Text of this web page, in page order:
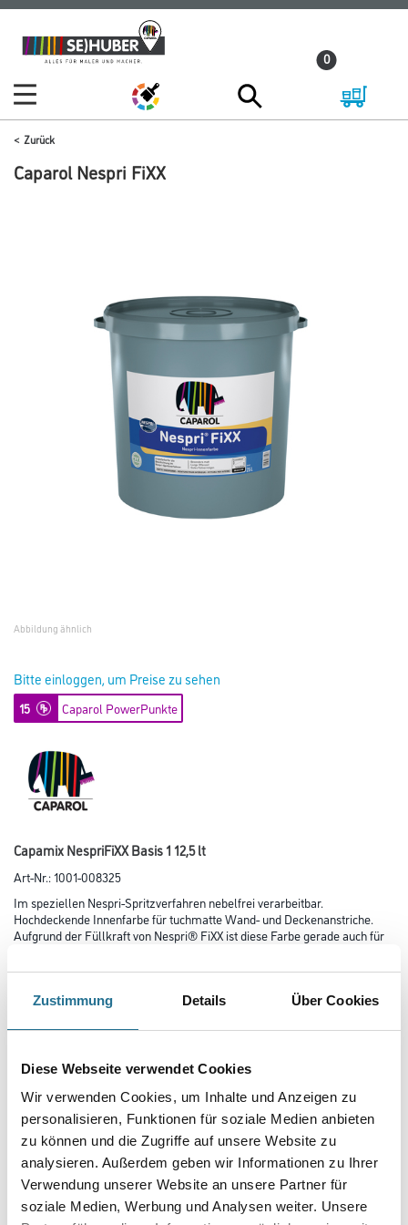
Zustimmung Details Über Cookies
Diese Webseite verwendet Cookies
Wir verwenden Cookies, um Inhalte und Anzeigen zu
personalisieren, Funktionen für soziale Medien anbieten
zu können und die Zugriffe auf unsere Website zu
analysieren. Außerdem geben wir Informationen zu Ihrer
Verwendung unserer Website an unsere Partner für
soziale Medien, Werbung und Analysen weiter. Unsere
Zum
Inhalt
Zum
Navigationsmenü
0
Zurück
Caparol Nespri FiXX
Abbildung ähnlich
Bitte einloggen, um Preise zu sehen
15 Caparol PowerPunkte
Capamix NespriFiXX Basis 1 12,5 lt
Art-Nr.:1001-008325
Im speziellen Nespri-Spritzverfahren nebelfrei verarbeitbar.
Hochdeckende Innen­farbe für tuchmatte Wand- und Decken­anstriche.
Aufgrund der Füllkraft von Nespri® FiXX ist diese Farbe gerade auch für
werden bestens egalisiert. Nassabriebklasse 3 und Deckkraftklasse 1.
Farbtonbezeichnung
Glanzgrad
Gebinde